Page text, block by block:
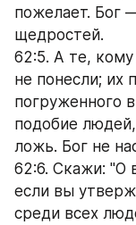
пожелает. Бог
щедростей.
62:5. А те,
не понесли; их
погруженного
подобие
ложь. Бог не
62:6. Скажи: "О
если вы
среди всех